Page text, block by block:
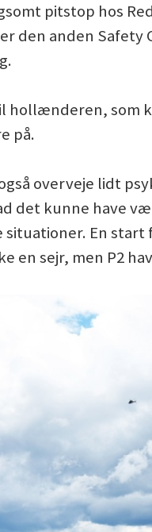
pitstop hos
den anden Safety
hollænderen, som
på.
overveje lidt
det kunne have
situationer. En
en sejr, men P2